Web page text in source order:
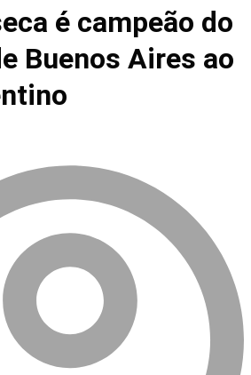
é campeão do
Buenos Aires ao